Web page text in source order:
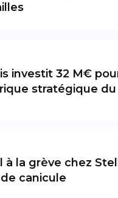
investit 32 M€
stratégique du
à la grève chez
canicule